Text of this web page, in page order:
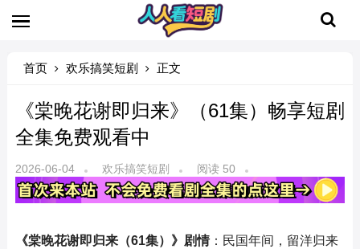
首页 欢乐搞笑短剧 正文
《棠晚花谢即归来》（61集）畅享短剧
全集免费观看中
2026-06-04 欢乐搞笑短剧 阅读 50
《棠晚花谢即归来（61集）》剧情：民国年间，留洋归来